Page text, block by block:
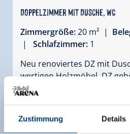
Zustimmung Details
Doppelzimmer mit Dusche, WC
Zimmergröße:20 m² |
|
Schlafzimmer: 1
Neu renoviertes DZ mit
wertigen Holzmöbel .DZ
Ausstattung